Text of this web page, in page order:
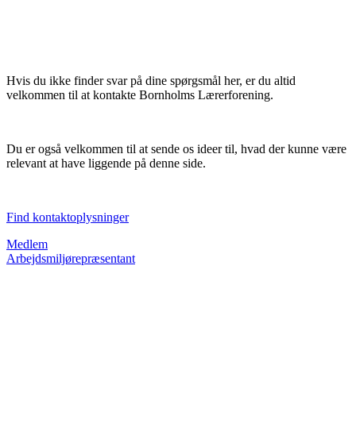
Hvis du ikke finder svar på dine spørgsmål her, er du altid
velkommen til at kontakte Bornholms Lærerforening.
Du er også velkommen til at sende os ideer til, hvad der kunne være
relevant at have liggende på denne side.
Find kontaktoplysninger
Medlem
Arbejdsmiljørepræsentant